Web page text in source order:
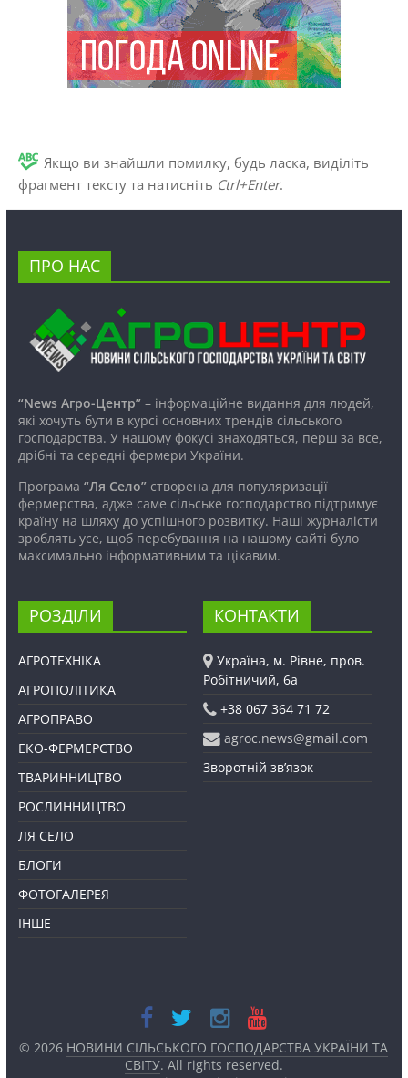
Якщо ви знайшли помилку, будь ласка, виділіть
фрагмент тексту та натисніть Ctrl+Enter.
ПРО НАС
“News Агро-Центр”– інформаційне видання для людей,
які хочуть бути в курсі основних трендів сільського
господарства. У нашому фокусі знаходяться, перш за все,
дрібні та середні фермери України.
Програма “Ля Село”створена для популяризації
фермерства, адже саме сільське господарство підтримує
країну на шляху до успішного розвитку. Наші журналісти
зроблять усе, щоб перебування на нашому сайті було
максимально інформативним та цікавим.
РОЗДІЛИ
АГРОТЕХНІКА
АГРОПОЛІТИКА
АГРОПРАВО
ЕКО-ФЕРМЕРСТВО
ТВАРИННИЦТВО
РОСЛИННИЦТВО
ЛЯ СЕЛО
БЛОГИ
ФОТОГАЛЕРЕЯ
ІНШЕ
КОНТАКТИ
Україна, м. Рівне, пров.
Робітничий, 6а
+38 067 364 71 72
agroc.news@gmail.com
Зворотній зв’язок
© 2026 НОВИНИ СІЛЬСЬКОГО ГОСПОДАРСТВА УКРАЇНИ ТА
СВІТУ. All rights reserved.